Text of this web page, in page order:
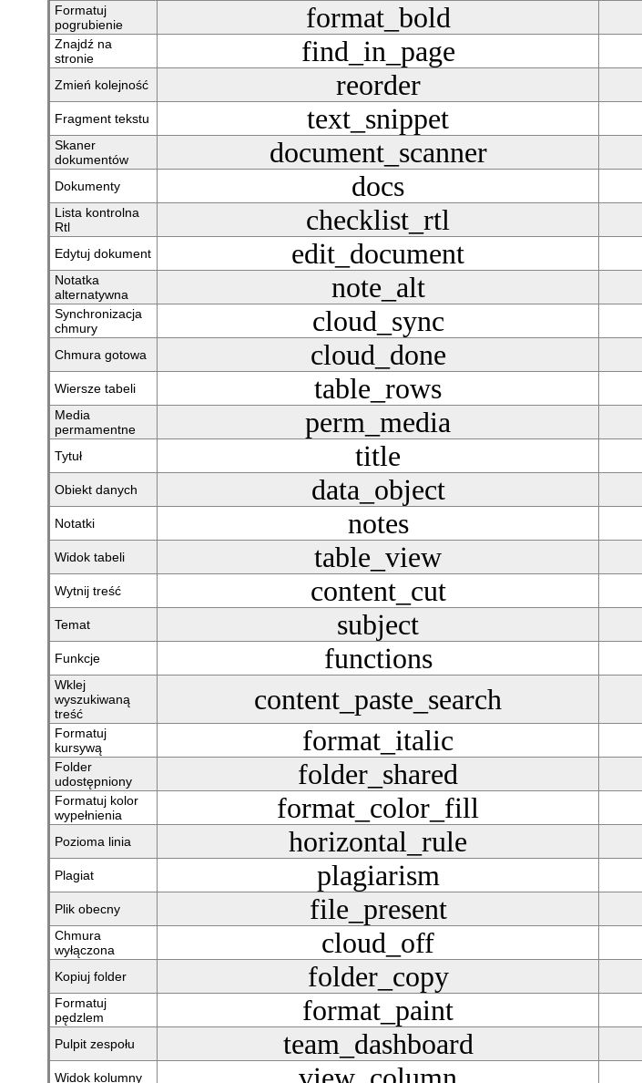
Formatuj
pogrubienie
format_bold
Znajdź na
stronie
find_in_page
Zmień kolejność reorder
Fragment tekstu text_snippet
Skaner
dokumentów
document_scanner
Dokumenty docs
Lista kontrolna
Rtl
checklist_rtl
Edytuj dokument edit_document
Notatka
alternatywna
note_alt
Synchronizacja
chmury
cloud_sync
Chmura gotowa cloud_done
Wiersze tabeli table_rows
Media
permamentne
perm_media
Tytuł title
Obiekt danych data_object
Notatki notes
Widok tabeli table_view
Wytnij treść content_cut
Temat subject
Funkcje functions
Wklej
wyszukiwaną
treść
content_paste_search
Formatuj
kursywą
format_italic
Folder
udostępniony
folder_shared
Formatuj kolor
wypełnienia
format_color_fill
Pozioma linia horizontal_rule
Plagiat plagiarism
Plik obecny file_present
Chmura
wyłączona
cloud_off
Kopiuj folder folder_copy
Formatuj
pędzlem
format_paint
Pulpit zespołu team_dashboard
Widok kolumny